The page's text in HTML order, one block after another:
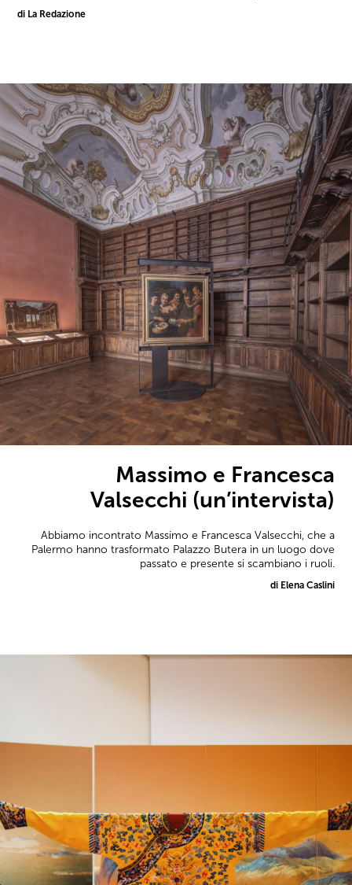
di La Redazione
Massimo e Francesca
Valsecchi (un’intervista)
Abbiamo incontrato Massimo e Francesca Valsecchi, che a
Palermo hanno trasformato Palazzo Butera in un luogo dove
passato e presente si scambiano i ruoli.
di Elena Caslini